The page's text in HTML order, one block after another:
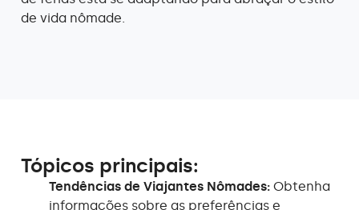
de vida nômade.
Tópicos principais:
Tendências de Viajantes Nômades: Obtenha
informações sobre as preferências e